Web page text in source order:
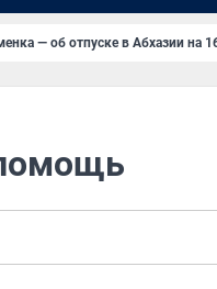
— об отпуске в Абхазии на